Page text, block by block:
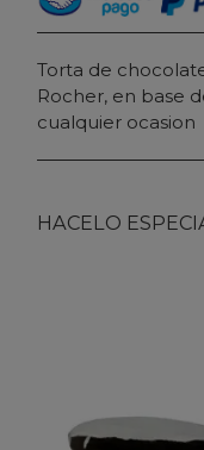
Torta de
Rocher, en base
cualquier ocasion
HACELO